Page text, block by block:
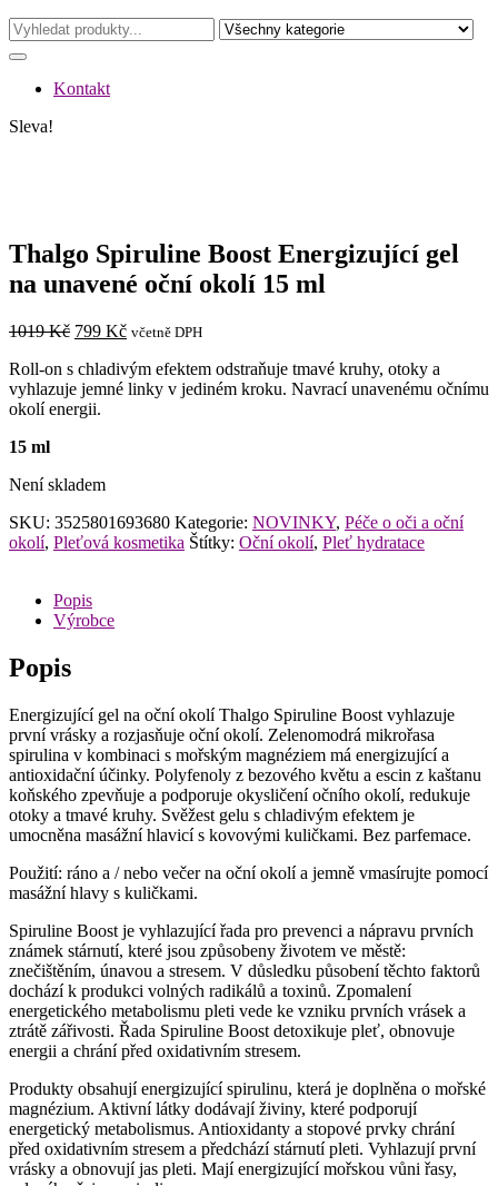
Kontakt
Sleva!
Thalgo Spiruline Boost Energizující gel
na unavené oční okolí 15 ml
1019Kč Původní
byla:
1019 Kč.
799 KčAktuální
je:
799 Kč.
včetně DPH
Roll-on s chladivým efektem odstraňuje tmavé kruhy, otoky a
vyhlazuje jemné linky v jediném kroku. Navrací unavenému očnímu
okolí energii.
15 ml
Není skladem
SKU: 3525801693680 Kategorie: NOVINKY, Péče o oči a oční
okolí, Pleťová kosmetika Štítky: Oční okolí, Pleť hydratace
Popis
Výrobce
Popis
Energizující gel na oční okolí Thalgo Spiruline Boost vyhlazuje
první vrásky a rozjasňuje oční okolí. Zelenomodrá mikrořasa
spirulina v kombinaci s mořským magnéziem má energizující a
antioxidační účinky. Polyfenoly z bezového květu a escin z kaštanu
koňského zpevňuje a podporuje okysličení očního okolí, redukuje
otoky a tmavé kruhy. Svěžest gelu s chladivým efektem je
umocněna masážní hlavicí s kovovými kuličkami. Bez parfemace.
Použití: ráno a / nebo večer na oční okolí a jemně vmasírujte pomocí
masážní hlavy s kuličkami.
Spiruline Boost je vyhlazující řada pro prevenci a nápravu prvních
známek stárnutí, které jsou způsobeny životem ve městě:
znečištěním, únavou a stresem. V důsledku působení těchto faktorů
dochází k produkci volných radikálů a toxinů. Zpomalení
energetického metabolismu pleti vede ke vzniku prvních vrásek a
ztrátě zářivosti. Řada Spiruline Boost detoxikuje pleť, obnovuje
energii a chrání před oxidativním stresem.
Produkty obsahují energizující spirulinu, která je doplněna o mořské
magnézium. Aktivní látky dodávají živiny, které podporují
energetický metabolismus. Antioxidanty a stopové prvky chrání
před oxidativním stresem a předchází stárnutí pleti. Vyhlazují první
vrásky a obnovují jas pleti. Mají energizující mořskou vůni řasy,